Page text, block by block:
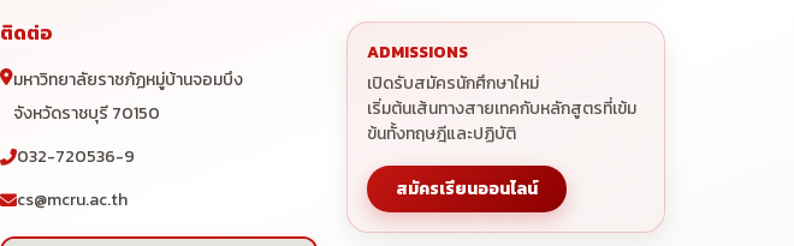
ติดต่อ
มหาวิทยาลัยราชภัฏหมู่บ้านจอมบึง
จังหวัดราชบุรี 70150
032-720536-9
cs@mcru.ac.th
ADMISSIONS
เปิดรับสมัครนักศึกษาใหม่
เริ่มต้นเส้นทางสายเทคกับหลักสูตรที่เข้ม
ข้นทั้งทฤษฎีและปฏิบัติ
สมัครเรียนออนไลน์